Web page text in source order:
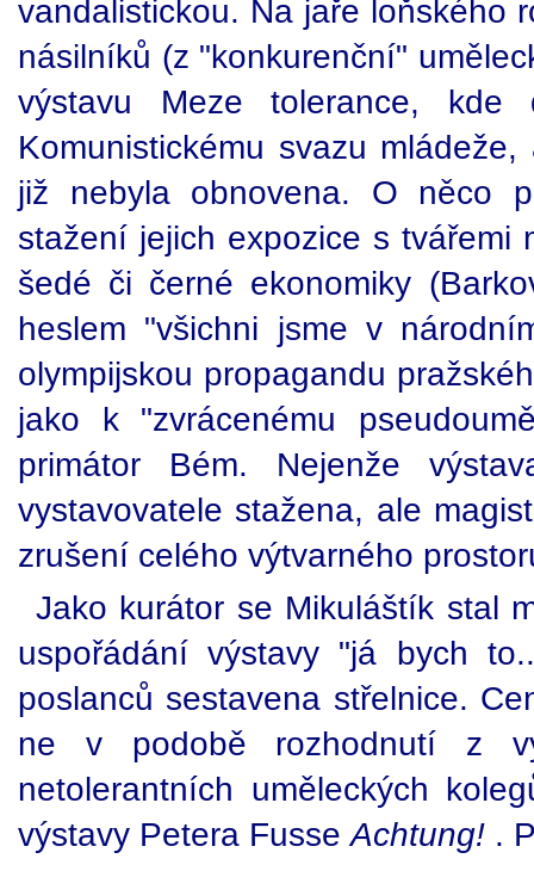
vandalistickou. Na jaře loňského
násilníků (z "konkurenční"
výstavu Meze tolerance, kde
Komunistickému svazu
již nebyla obnovena. O něco
stažení jejich expozice s tvářemi
šedé či černé ekonomiky
heslem "všichni jsme v
olympijskou propagandu
jako k "zvrácenému
primátor Bém. Nejenže
vystavovatele stažena, ale
zrušení celého výtvarného
Jako kurátor se Mikuláštík stal
uspořádání výstavy "já bych
poslanců sestavena střelnice.
ne v podobě rozhodnutí z
netolerantních uměleckých
výstavy Petera FusseAchtung! .